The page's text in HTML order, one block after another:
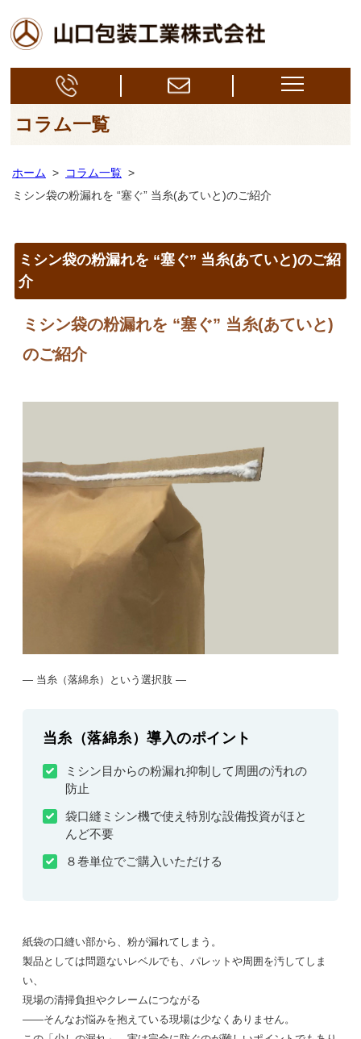
コラム一覧
ホーム > コラム一覧 >
ミシン袋の粉漏れを “塞ぐ” 当糸(あていと)のご紹介
ミシン袋の粉漏れを “塞ぐ” 当糸(あていと)のご紹
介
ミシン袋の粉漏れを “塞ぐ” 当糸(あていと)
のご紹介
― 当糸（落綿糸）という選択肢 ―
当糸（落綿糸）導入のポイント
ミシン目からの粉漏れ抑制して周囲の汚れの
防止
袋口縫ミシン機で使え特別な設備投資がほと
んど不要
８巻単位でご購入いただける
紙袋の口縫い部から、粉が漏れてしまう。
製品としては問題ないレベルでも、パレットや周囲を汚してしま
い、
現場の清掃負担やクレームにつながる
——そんなお悩みを抱えている現場は少なくありません。